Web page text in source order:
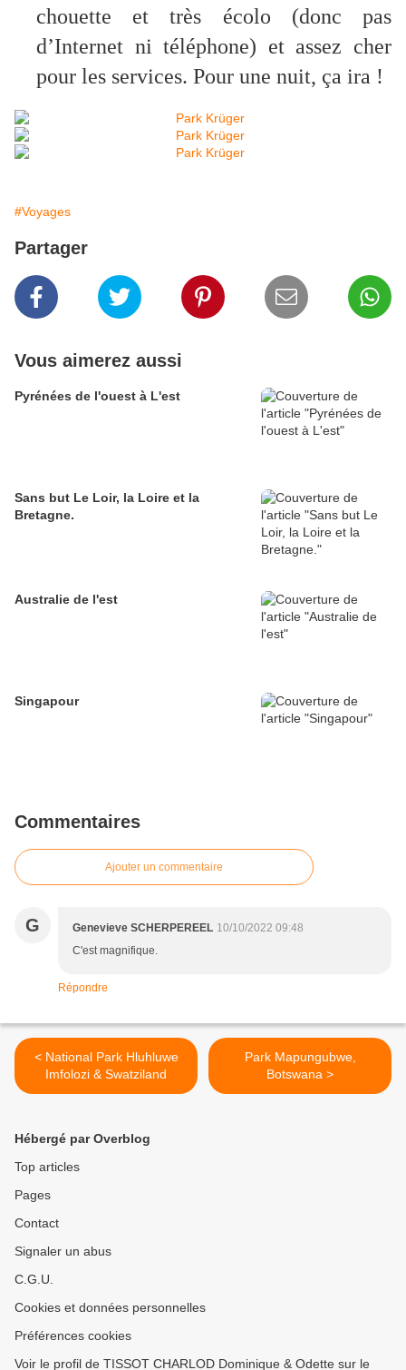
chouette et très écolo (donc pas
d’Internet ni téléphone) et assez cher
pour les services. Pour une nuit, ça ira !
#Voyages
Partager
Vous aimerez aussi
Pyrénées de l'ouest à L'est
Sans but Le Loir, la Loire et la
Bretagne.
Australie de l'est
Singapour
Commentaires
Ajouter un commentaire
G Genevieve SCHERPEREEL 10/10/2022 09:48
C'est magnifique.
Répondre
< National Park Hluhluwe
Imfolozi & Swatziland
Park Mapungubwe,
Botswana >
Hébergé par Overblog
Top articles
Pages
Contact
Signaler un abus
C.G.U.
Cookies et données personnelles
Préférences cookies
Voir le profil de TISSOT CHARLOD Dominique & Odette sur le